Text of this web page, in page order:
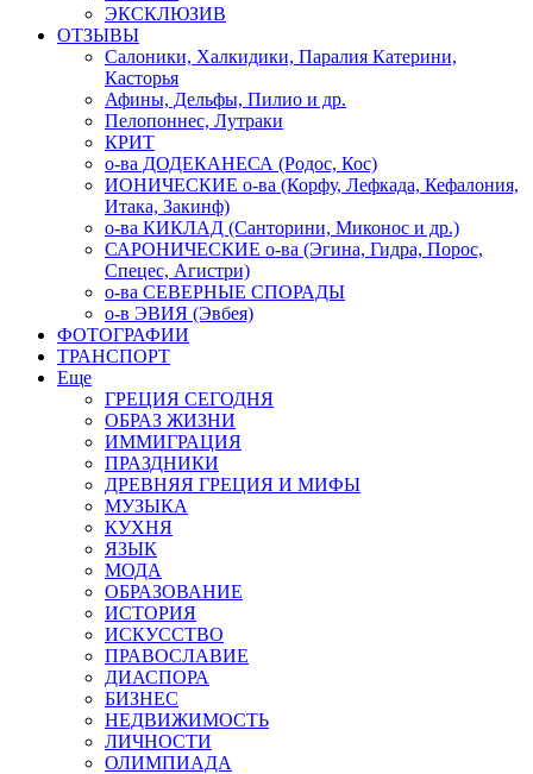
ЭКСКЛЮЗИВ
ОТЗЫВЫ
Салоники, Халкидики, Паралия Катерини,
Касторья
Афины, Дельфы, Пилио и др.
Пелопоннес, Лутраки
КРИТ
о-ва ДОДЕКАНЕСА (Родос, Кос)
ИОНИЧЕСКИЕ о-ва (Корфу, Лефкада, Кефалония,
Итака, Закинф)
о-ва КИКЛАД (Санторини, Миконос и др.)
САРОНИЧЕСКИЕ о-ва (Эгина, Гидра, Порос,
Спецес, Агистри)
о-ва СЕВЕРНЫЕ СПОРАДЫ
о-в ЭВИЯ (Эвбея)
ФОТОГРАФИИ
ТРАНСПОРТ
Еще
ГРЕЦИЯ СЕГОДНЯ
ОБРАЗ ЖИЗНИ
ИММИГРАЦИЯ
ПРАЗДНИКИ
ДРЕВНЯЯ ГРЕЦИЯ И МИФЫ
МУЗЫКА
КУХНЯ
ЯЗЫК
МОДА
ОБРАЗОВАНИЕ
ИСТОРИЯ
ИСКУССТВО
ПРАВОСЛАВИЕ
ДИАСПОРА
БИЗНЕС
НЕДВИЖИМОСТЬ
ЛИЧНОСТИ
ОЛИМПИАДА